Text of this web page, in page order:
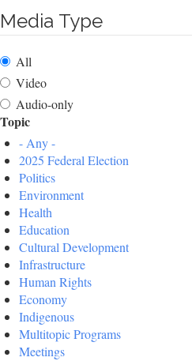
Media Type
All
Video
Audio-only
Topic
- Any -
2025 Federal Election
Politics
Environment
Health
Education
Cultural Development
Infrastructure
Human Rights
Economy
Indigenous
Multitopic Programs
Meetings